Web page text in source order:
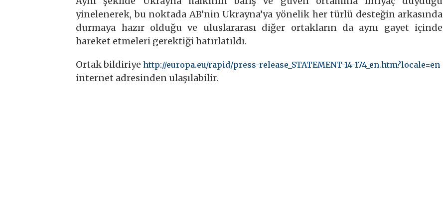
yinelenerek, bu noktada AB’nin Ukrayna’ya yönelik her türlü desteğin arkasında
durmaya hazır olduğu ve uluslararası diğer ortakların da aynı gayet içinde
hareket etmeleri gerektiği hatırlatıldı.
Ortak bildiriyehttp://europa.eu/rapid/press-release_STATEMENT-14-174_en.htm?locale=en
internet adresinden ulaşılabilir.